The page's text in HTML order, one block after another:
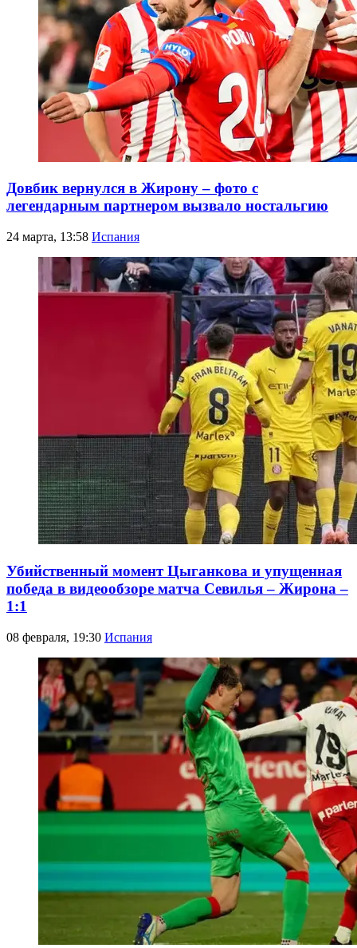
Довбик вернулся в Жирону – фото с
легендарным партнером вызвало ностальгию
24 марта, 13:58 Испания
Убийственный момент Цыганкова и упущенная
победа в видеообзоре матча Севилья – Жирона –
1:1
08 февраля, 19:30 Испания